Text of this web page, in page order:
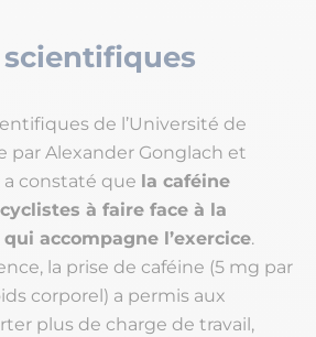
scientifiques
de l’Université de
par Alexander Gonglach et
a constaté que la caféine
à faire face à la
accompagne l’exercice.
la prise de caféine (5 mg par
corporel) a permis aux
plus de charge de travail,